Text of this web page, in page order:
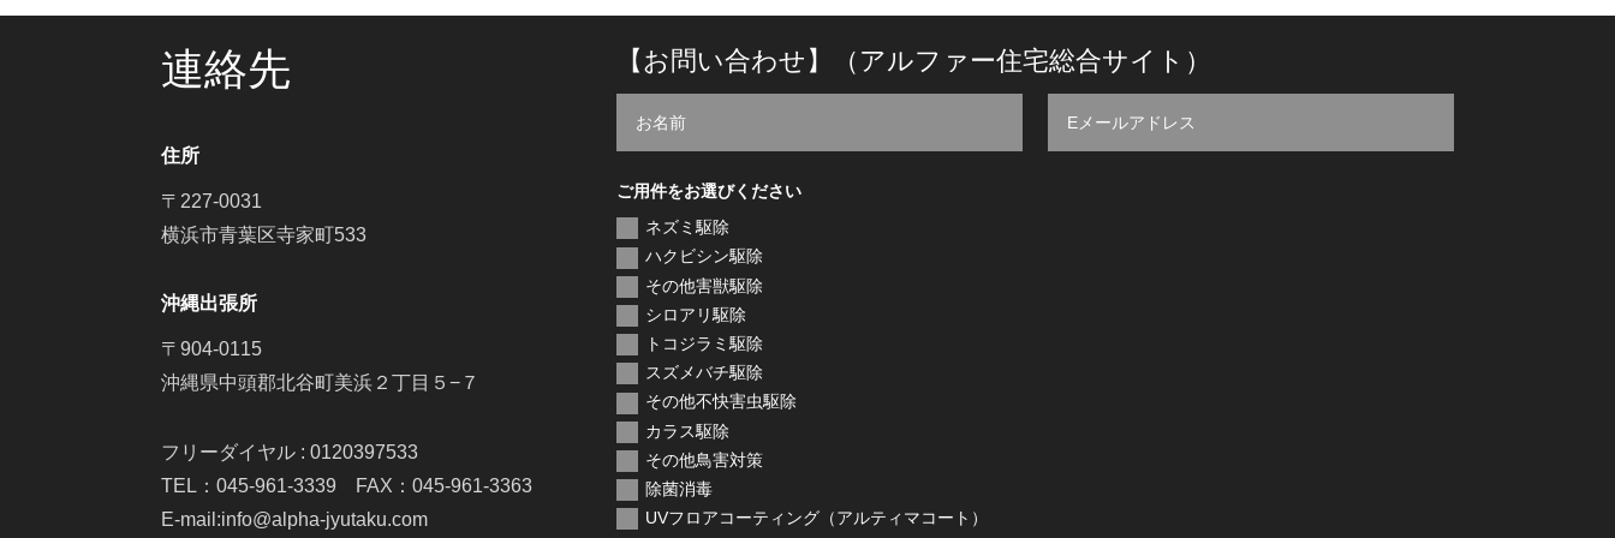
連絡先
住所
〒227-0031
横浜市青葉区寺家町533
沖縄出張所
〒904-0115
沖縄県中頭郡北谷町美浜２丁目５−７
フリーダイヤル : 0120397533
TEL：045-961-3339 FAX：045-961-3363
E-mail:info@alpha-jyutaku.com
【お問い合わせ】（アルファー住宅総合サイト）
ご用件をお選びください
ネズミ駆除
ハクビシン駆除
その他害獣駆除
シロアリ駆除
トコジラミ駆除
スズメバチ駆除
その他不快害虫駆除
カラス駆除
その他鳥害対策
除菌消毒
UVフロアコーティング（アルティマコート）